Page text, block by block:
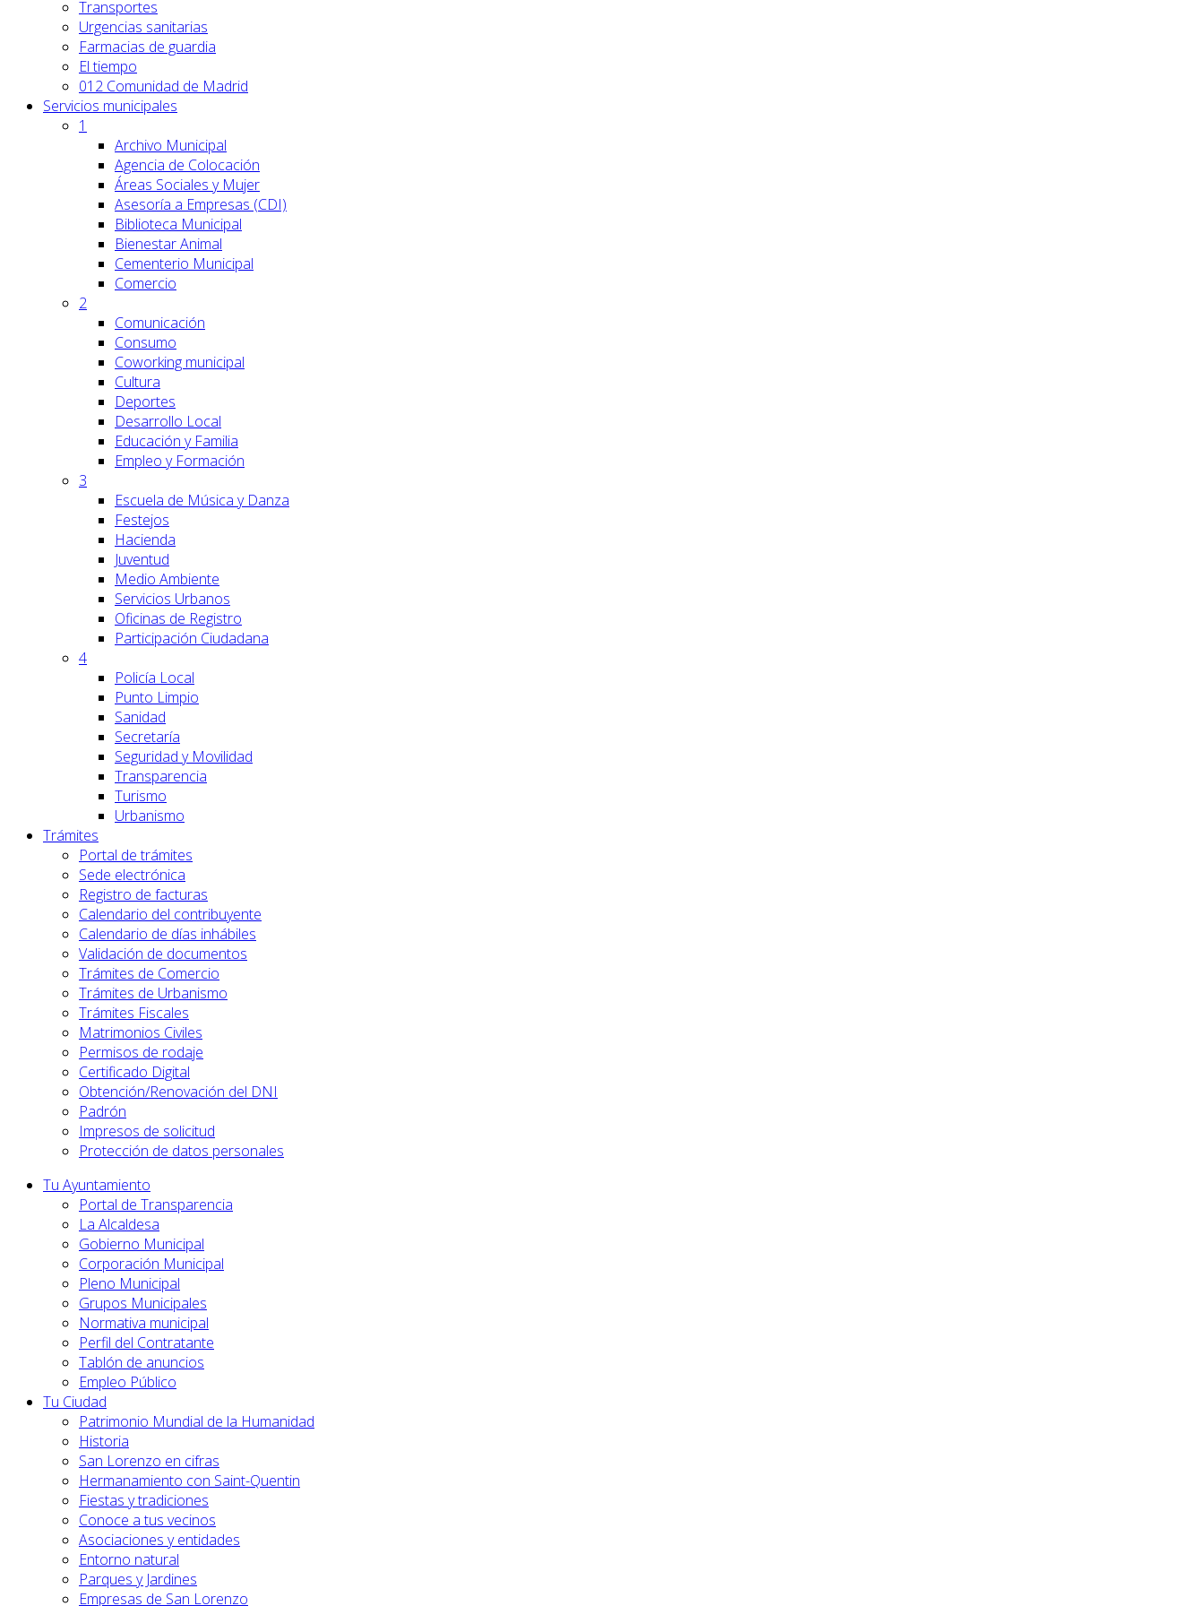
Transportes
Urgencias sanitarias
Farmacias de guardia
El tiempo
012 Comunidad de Madrid
Servicios municipales
1
Archivo Municipal
Agencia de Colocación
Áreas Sociales y Mujer
Asesoría a Empresas (CDI)
Biblioteca Municipal
Bienestar Animal
Cementerio Municipal
Comercio
2
Comunicación
Consumo
Coworking municipal
Cultura
Deportes
Desarrollo Local
Educación y Familia
Empleo y Formación
3
Escuela de Música y Danza
Festejos
Hacienda
Juventud
Medio Ambiente
Servicios Urbanos
Oficinas de Registro
Participación Ciudadana
4
Policía Local
Punto Limpio
Sanidad
Secretaría
Seguridad y Movilidad
Transparencia
Turismo
Urbanismo
Trámites
Portal de trámites
Sede electrónica
Registro de facturas
Calendario del contribuyente
Calendario de días inhábiles
Validación de documentos
Trámites de Comercio
Trámites de Urbanismo
Trámites Fiscales
Matrimonios Civiles
Permisos de rodaje
Certificado Digital
Obtención/Renovación del DNI
Padrón
Impresos de solicitud
Protección de datos personales
Tu Ayuntamiento
Portal de Transparencia
La Alcaldesa
Gobierno Municipal
Corporación Municipal
Pleno Municipal
Grupos Municipales
Normativa municipal
Perfil del Contratante
Tablón de anuncios
Empleo Público
Tu Ciudad
Patrimonio Mundial de la Humanidad
Historia
San Lorenzo en cifras
Hermanamiento con Saint-Quentin
Fiestas y tradiciones
Conoce a tus vecinos
Asociaciones y entidades
Entorno natural
Parques y Jardines
Empresas de San Lorenzo